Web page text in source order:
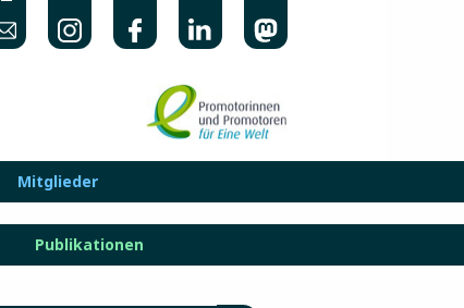
Mitglieder
Publikationen